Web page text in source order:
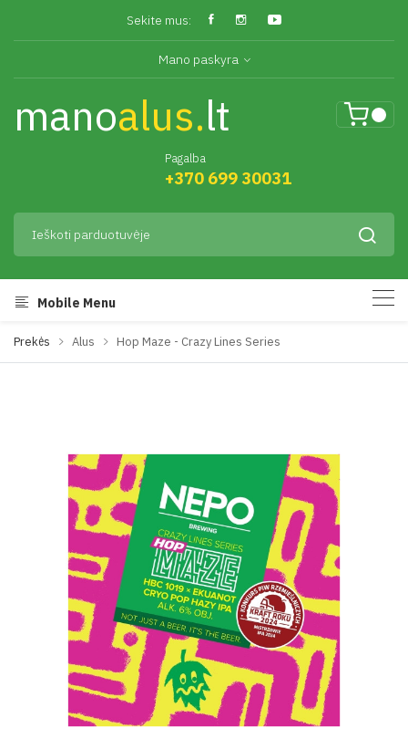
Sekite mus:
Mano paskyra
manoalus.lt
Pagalba
+370 699 30031
Mobile Menu
Prekės Alus Hop Maze - Crazy Lines Series